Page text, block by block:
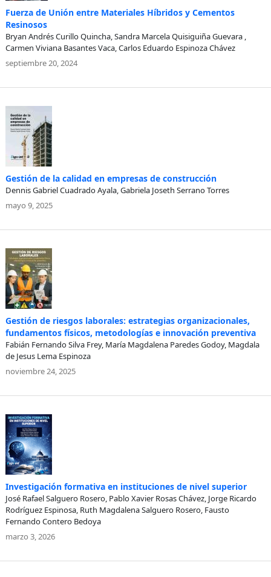
Fuerza de Unión entre Materiales Híbridos y Cementos
Resinosos
Bryan Andrés Curillo Quincha, Sandra Marcela Quisiguiña Guevara ,
Carmen Viviana Basantes Vaca, Carlos Eduardo Espinoza Chávez
septiembre 20, 2024
Gestión de la calidad en empresas de construcción
Dennis Gabriel Cuadrado Ayala, Gabriela Joseth Serrano Torres
mayo 9, 2025
Gestión de riesgos laborales: estrategias organizacionales,
fundamentos físicos, metodologías e innovación preventiva
Fabián Fernando Silva Frey, María Magdalena Paredes Godoy, Magdala
de Jesus Lema Espinoza
noviembre 24, 2025
Investigación formativa en instituciones de nivel superior
José Rafael Salguero Rosero, Pablo Xavier Rosas Chávez, Jorge Ricardo
Rodríguez Espinosa, Ruth Magdalena Salguero Rosero, Fausto
Fernando Contero Bedoya
marzo 3, 2026